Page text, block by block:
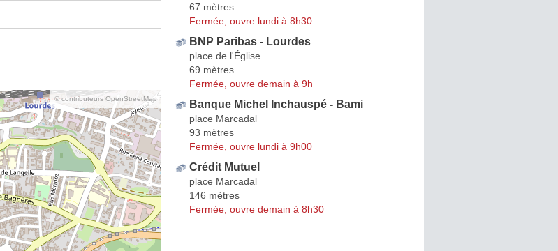
© contributeurs OpenStreetMap
67 mètres
Fermée, ouvre lundi à 8h30
BNP Paribas - Lourdes
place de l'Église
69 mètres
Fermée, ouvre demain à 9h
Banque Michel Inchauspé - Bami
place Marcadal
93 mètres
Fermée, ouvre lundi à 9h00
Crédit Mutuel
place Marcadal
146 mètres
Fermée, ouvre demain à 8h30